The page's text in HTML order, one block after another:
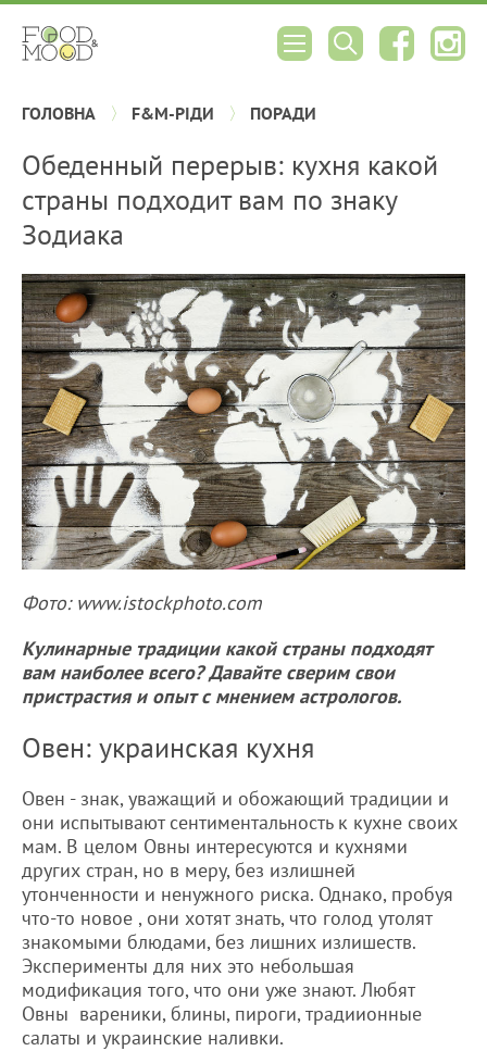
ГОЛОВНА F&M-РІДИ ПОРАДИ
Обеденный перерыв: кухня какой
страны подходит вам по знаку
Зодиака
Фото: www.istockphoto.com
Кулинарные традиции какой страны подходят
вам наиболее всего? Давайте сверим свои
пристрастия и опыт с мнением астрологов.
Овен: украинская кухня
Овен - знак, уважащий и обожающий традиции и
они испытывают сентиментальность к кухне своих
мам. В целом Овны интересуются и кухнями
других стран, но в меру, без излишней
утонченности и ненужного риска. Однако, пробуя
что-то новое , они хотят знать, что голод утолят
знакомыми блюдами, без лишних излишеств.
Эксперименты для них это небольшая
модификация того, что они уже знают. Любят
Овны вареники, блины, пироги, традиионные
салаты и украинские наливки.